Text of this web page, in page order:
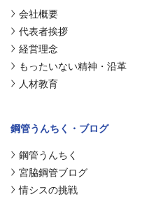
会社概要
代表者挨拶
経営理念
もったいない精神・沿革
人材教育
鋼管うんちく・ブログ
鋼管うんちく
宮脇鋼管ブログ
情シスの挑戦